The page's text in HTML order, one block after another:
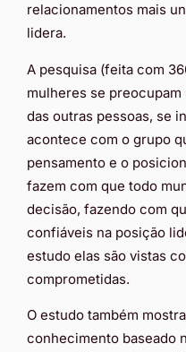
relacionamentos mais
lidera.
A pesquisa (feita com
mulheres se
das outras pessoas, se
acontece com o grupo
pensamento e o
fazem com que todo
decisão, fazendo com
confiáveis na posição
estudo elas são vistas
comprometidas.
O estudo também
conhecimento baseado